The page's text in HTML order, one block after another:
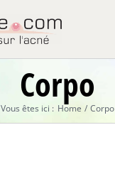
Corpo
Vous êtes ici : Home Corpo